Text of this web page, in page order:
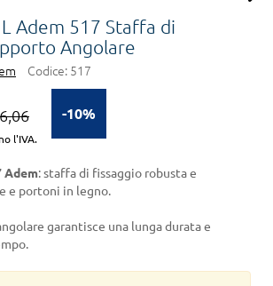
Adem 517 Staffa di
Angolare
Codice: 517
-10%
l'IVA.
Adem: staffa di fissaggio robusta e
e portoni in legno.
garantisce una lunga durata e